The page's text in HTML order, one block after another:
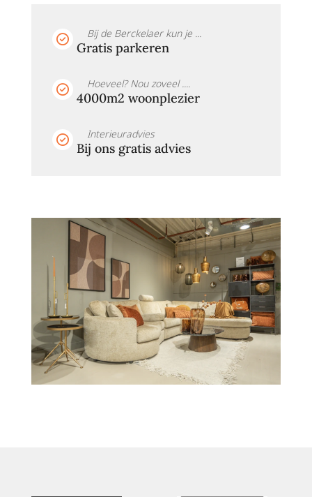
Bij de Berckelaer kun je ...
Gratis parkeren
Hoeveel? Nou zoveel ....
4000m2 woonplezier
Interieuradvies
Bij ons gratis advies